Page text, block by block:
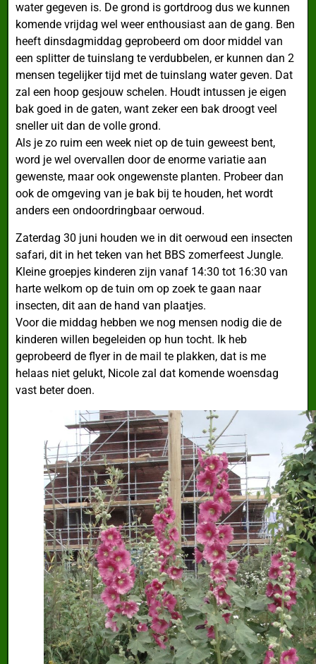
water gegeven is. De grond is gortdroog dus we kunnen
komende vrijdag wel weer enthousiast aan de gang. Ben
heeft dinsdagmiddag geprobeerd om door middel van
een splitter de tuinslang te verdubbelen, er kunnen dan 2
mensen tegelijker tijd met de tuinslang water geven. Dat
zal een hoop gesjouw schelen. Houdt intussen je eigen
bak goed in de gaten, want zeker een bak droogt veel
sneller uit dan de volle grond.
Als je zo ruim een week niet op de tuin geweest bent,
word je wel overvallen door de enorme variatie aan
gewenste, maar ook ongewenste planten. Probeer dan
ook de omgeving van je bak bij te houden, het wordt
anders een ondoordringbaar oerwoud.
Zaterdag 30 juni houden we in dit oerwoud een insecten
safari, dit in het teken van het BBS zomerfeest Jungle.
Kleine groepjes kinderen zijn vanaf 14:30 tot 16:30 van
harte welkom op de tuin om op zoek te gaan naar
insecten, dit aan de hand van plaatjes.
Voor die middag hebben we nog mensen nodig die de
kinderen willen begeleiden op hun tocht. Ik heb
geprobeerd de flyer in de mail te plakken, dat is me
helaas niet gelukt, Nicole zal dat komende woensdag
vast beter doen.